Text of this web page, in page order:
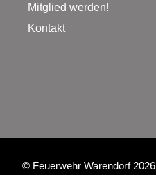
Mitglied werden!
Kontakt
© Feuerwehr Warendorf 2026